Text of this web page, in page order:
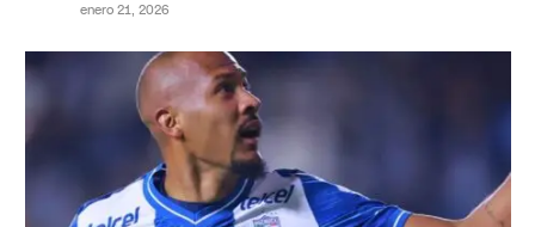
enero 21, 2026